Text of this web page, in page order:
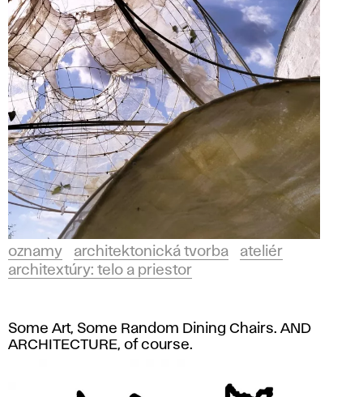
oznamy architektonická tvorba
ateliér
architextúry: telo a priestor
Some Art, Some Random Dining Chairs. AND
ARCHITECTURE, of course.